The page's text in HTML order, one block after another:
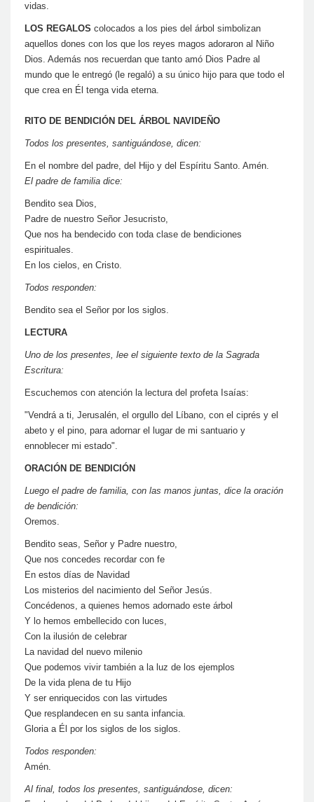
vidas.
LOS REGALOS colocados a los pies del árbol simbolizan
aquellos dones con los que los reyes magos adoraron al Niño
Dios. Además nos recuerdan que tanto amó Dios Padre al
mundo que le entregó (le regaló) a su único hijo para que todo el
que crea en Él tenga vida eterna.
RITO DE BENDICIÓN DEL ÁRBOL NAVIDEÑO
Todos los presentes, santiguándose, dicen:
En el nombre del padre, del Hijo y del Espíritu Santo. Amén.
El padre de familia dice:
Bendito sea Dios,
Padre de nuestro Señor Jesucristo,
Que nos ha bendecido con toda clase de bendiciones
espirituales.
En los cielos, en Cristo.
Todos responden:
Bendito sea el Señor por los siglos.
LECTURA
Uno de los presentes, lee el siguiente texto de la Sagrada
Escritura:
Escuchemos con atención la lectura del profeta Isaías:
"Vendrá a ti, Jerusalén, el orgullo del Líbano, con el ciprés y el
abeto y el pino, para adornar el lugar de mi santuario y
ennoblecer mi estado".
ORACIÓN DE BENDICIÓN
Luego el padre de familia, con las manos juntas, dice la oración
de bendición:
Oremos.
Bendito seas, Señor y Padre nuestro,
Que nos concedes recordar con fe
En estos días de Navidad
Los misterios del nacimiento del Señor Jesús.
Concédenos, a quienes hemos adornado este árbol
Y lo hemos embellecido con luces,
Con la ilusión de celebrar
La navidad del nuevo milenio
Que podemos vivir también a la luz de los ejemplos
De la vida plena de tu Hijo
Y ser enriquecidos con las virtudes
Que resplandecen en su santa infancia.
Gloria a Él por los siglos de los siglos.
Todos responden:
Amén.
Al final, todos los presentes, santiguándose, dicen: